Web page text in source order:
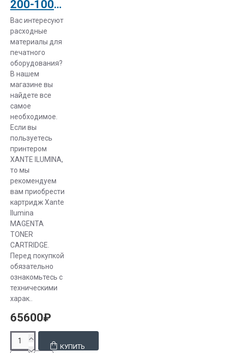
В нашем
каталоге
представлены
два вида
производства
тонеров,
которые
условно можно
разделить на
совместимые и
оригинальные:
Совместимые
-
производятся
компаниями,
в
основном
китайскими,
имеющими
лицензию
от
и
отличаются
совместимостью
200-100223 Картридж Xante Ilumina 502 MAGENTA TONER CARTRIDGE (О)
Вас интересуют
расходные
материалы для
печатного
оборудования?
В нашем
магазине вы
найдете все
самое
необходимое.
Если вы
пользуетесь
принтером
XANTE ILUMINA,
то мы
рекомендуем
вам приобрести
картридж Xante
Ilumina
MAGENTA
TONER
CARTRIDGE.
Перед покупкой
обязательно
ознакомьтесь с
техническими
харак..
65600₽
КУПИТЬ